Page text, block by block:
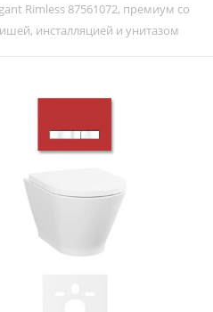
Rimless 87561072, премиум со
инсталляцией и унитазом